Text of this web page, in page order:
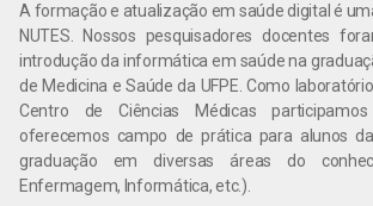
A formação e atualização em saúde digital é
NUTES. Nossos pesquisadores docentes
introdução da informática em saúde na
de Medicina e Saúde da UFPE. Como
Centro de Ciências Médicas
oferecemos campo de prática para alunos
graduação em diversas áreas do
Enfermagem, Informática, etc.).